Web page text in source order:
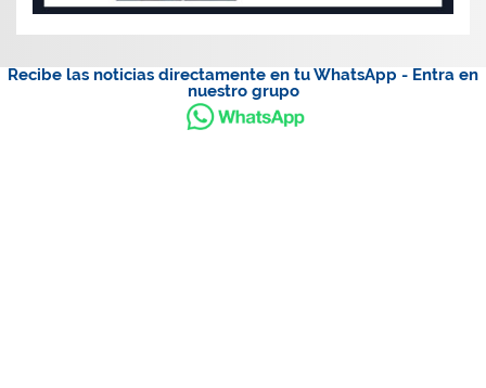
Recibe las noticias directamente en tu WhatsApp - Entra en
nuestro grupo